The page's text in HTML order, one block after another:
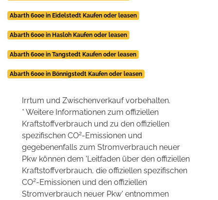
Abarth 600e in Eidelstedt Kaufen oder leasen
Abarth 600e in Hasloh Kaufen oder leasen
Abarth 600e in Tangstedt Kaufen oder leasen
Abarth 600e in Bönnigstedt Kaufen oder leasen
Irrtum und Zwischenverkauf vorbehalten.
* Weitere Informationen zum offiziellen
Kraftstoffverbrauch und zu den offiziellen
spezifischen CO2-Emissionen und
gegebenenfalls zum Stromverbrauch neuer
Pkw können dem 'Leitfaden über den offiziellen
Kraftstoffverbrauch, die offiziellen spezifischen
CO2-Emissionen und den offiziellen
Stromverbrauch neuer Pkw' entnommen